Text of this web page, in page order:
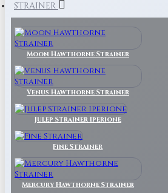
STRAINER
Moon Hawthorne Strainer
Venus Hawthorne Strainer
Julep Strainer Iperione
Fine Strainer
Mercury Hawthorne Strainer